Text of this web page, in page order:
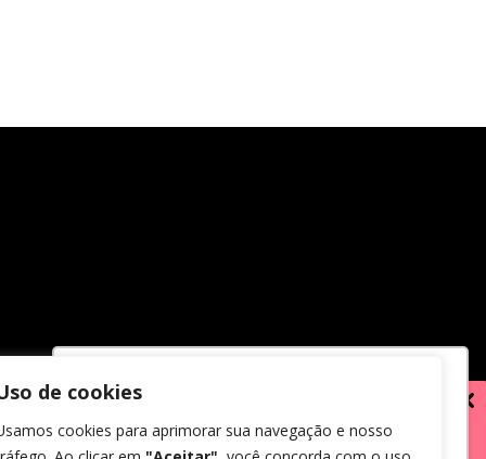
Utilizamos cookies para oferecer melhor
experiência, melhorar o desempenho,
de cookies
cookies para aprimorar sua navegação e nosso